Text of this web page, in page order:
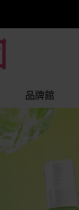
品牌館